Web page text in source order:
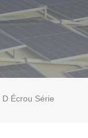
D Écrou Série